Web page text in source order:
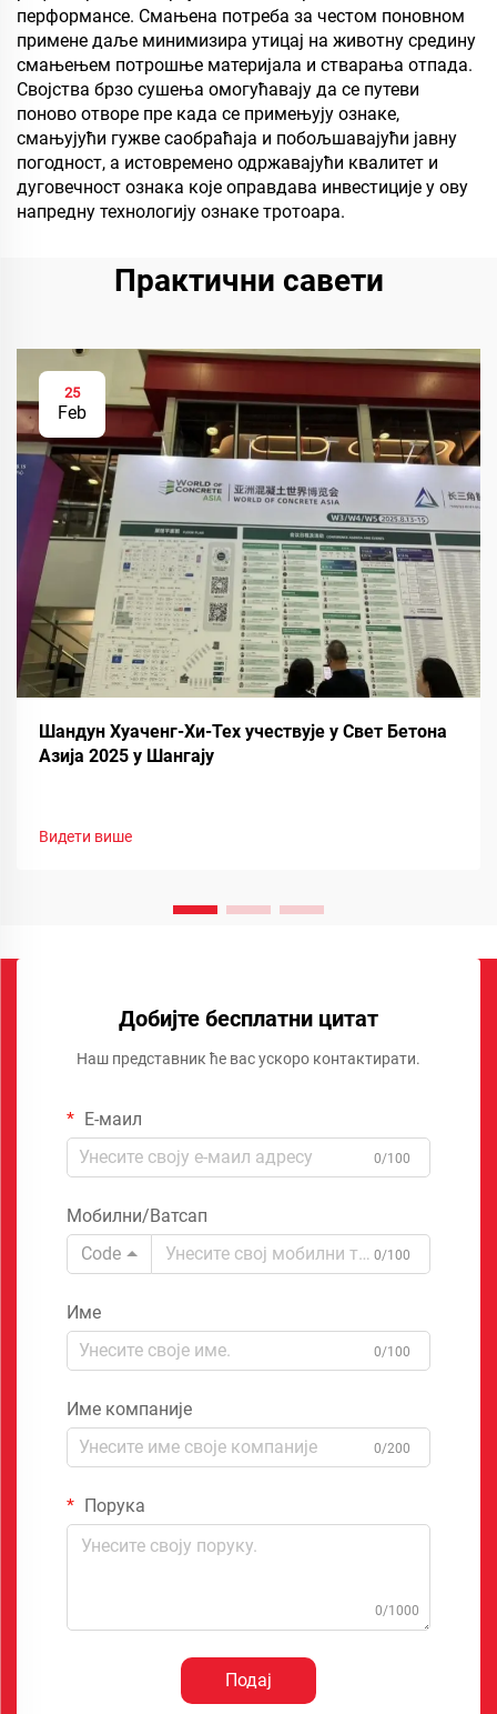
перформансе. Смањена потреба за честом поновном
примене даље минимизира утицај на животну средину
смањењем потрошње материјала и стварања отпада.
Својства брзо сушења омогућавају да се путеви
поново отворе пре када се примењују ознаке,
смањујући гужве саобраћаја и побољшавајући јавну
погодност, а истовремено одржавајући квалитет и
дуговечност ознака које оправдава инвестиције у ову
напредну технологију ознаке тротоара.
Практични савети
25
Feb
Шандун Хуаченг-Хи-Тех учествује у Свет Бетона
Азија 2025 у Шангају
Видети више
Добијте бесплатни цитат
Наш представник ће вас ускоро контактирати.
Е-маил
0/100
Мобилни/Ватсап
Code
0/100
Име
0/100
Име компаније
0/200
Порука
0/1000
Подај